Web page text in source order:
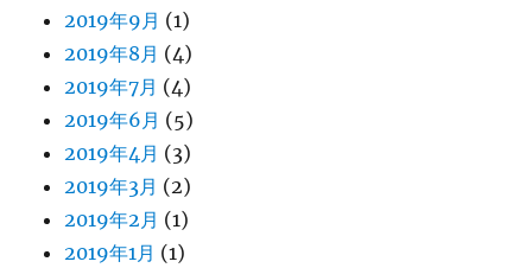
2019年9月 (1)
2019年8月 (4)
2019年7月 (4)
2019年6月 (5)
2019年4月 (3)
2019年3月 (2)
2019年2月 (1)
2019年1月 (1)